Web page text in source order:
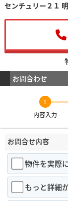
センチュリー２１
お問合わせ
1
内容入力
お問合せ内容
物件を実際
もっと詳細